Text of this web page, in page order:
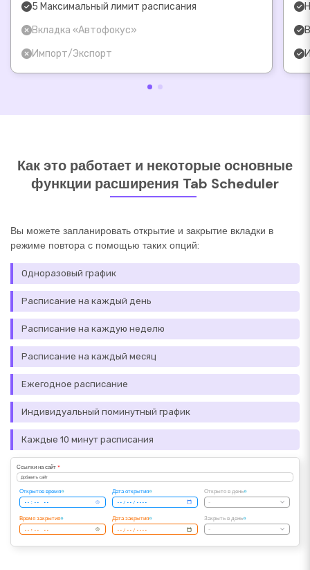
5 Максимальный лимит расписания
Вкладка «Автофокус»
Импорт/Экспорт
Как это работает и некоторые основные
функции расширения Tab Scheduler
Вы можете запланировать открытие и закрытие вкладки в
режиме повтора с помощью таких опций:
Одноразовый график
Расписание на каждый день
Расписание на каждую неделю
Расписание на каждый месяц
Ежегодное расписание
Индивидуальный поминутный график
Каждые 10 минут расписания
Ссылки на сайт *
Добавить сайт
Открытое время Дата открытия Открыто в день
-
Время закрытия Дата закрытия Закрыть в день
-